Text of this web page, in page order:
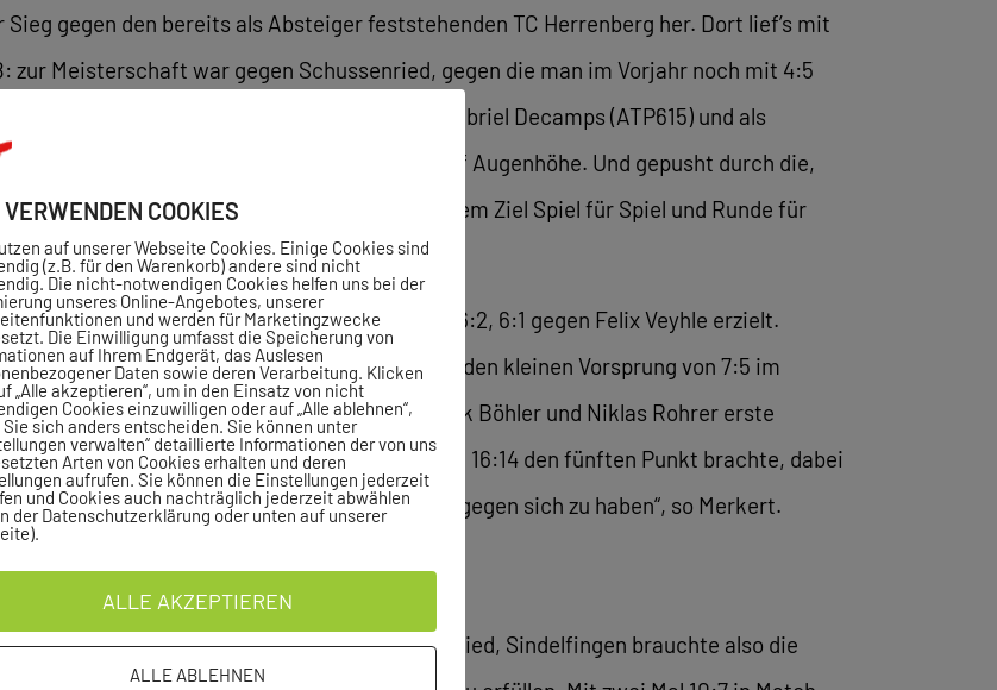
gegen den bereits als Absteiger feststehenden TC Herrenberg her. Dort lief’s mit
zur Meisterschaft war gegen Schussenried, gegen die man im Vorjahr noch mit 4:5
den dritten Saisoneinsatz des Franzosen Gabriel Decamps (ATP615) und als
von der Aufstellung her diesmal mehr auf Augenhöhe. Und gepusht durch die,
auf der Sindelfinger Anlage, kam man diesem Ziel Spiel für Spiel und Runde für
gespielt, Mateo Martinez ein stabiles 6:2, 6:1 gegen Felix Veyhle erzielt.
eine 6:4, 4:3-Führung und schließlich auch den kleinen Vorsprung von 7:5 im
Decamps und Sanchez brachten Dominik Böhler und Niklas Rohrer erste
auf Position fünf, der uns mit einem 6:1, 1:6, 16:14 den fünften Punkt brachte, dabei
um dann trotzdem noch fünf Matchbälle gegen sich zu haben“, so Merkert.
TIEBREAKS
nicht aus. Doppel 3 ging schnell an Schussenried, Sindelfingen brauchte also die
COOKIES
auf unserer Webseite Cookies. Einige Cookies sind
(z.B. für den Warenkorb) andere sind nicht
Die nicht-notwendigen Cookies helfen uns bei der
unseres Online-Angebotes, unserer
und werden für Marketingzwecke
Die Einwilligung umfasst die Speicherung von
auf Ihrem Endgerät, das Auslesen
Daten sowie deren Verarbeitung. Klicken
„Alle akzeptieren“, um in den Einsatz von nicht
Cookies einzuwilligen oder auf „Alle ablehnen“,
sich anders entscheiden. Sie können unter
verwalten“ detaillierte Informationen der von uns
Arten von Cookies erhalten und deren
aufrufen. Sie können die Einstellungen jederzeit
und Cookies auch nachträglich jederzeit abwählen
der Datenschutzerklärung oder unten auf unserer
ALLE AKZEPTIEREN
ALLE ABLEHNEN